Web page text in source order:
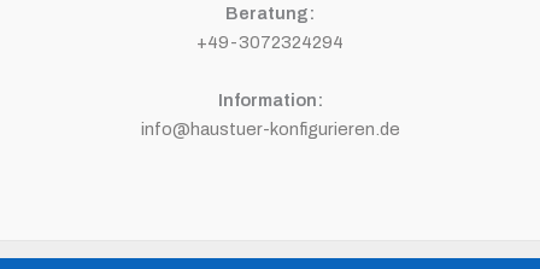
Beratung:
+49-3072324294
Information:
info@haustuer-konfigurieren.de